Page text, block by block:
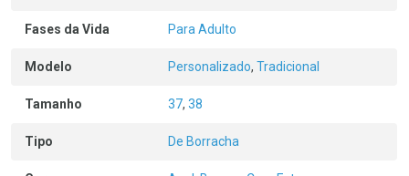
Fases da Vida Para Adulto
Modelo Personalizado, Tradicional
Tamanho 37, 38
Tipo De Borracha